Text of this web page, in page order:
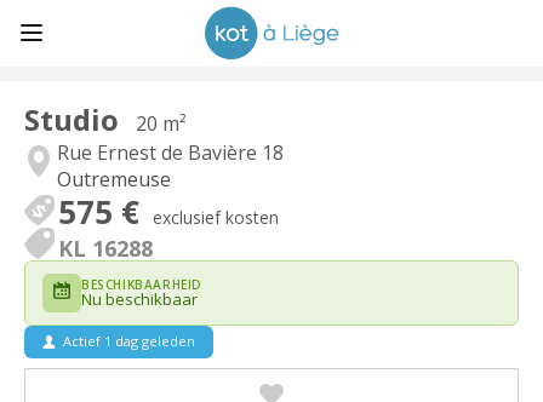
Studio
20 m²
Rue Ernest de Bavière 18
Outremeuse
575 € exclusief kosten
KL 16288
BESCHIKBAARHEID
Nu beschikbaar
Actief 1 dag geleden